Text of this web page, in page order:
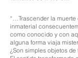
“…Trascender la
inmaterial
como conocido y con
alguna forma viaja
¿Son simples objetos